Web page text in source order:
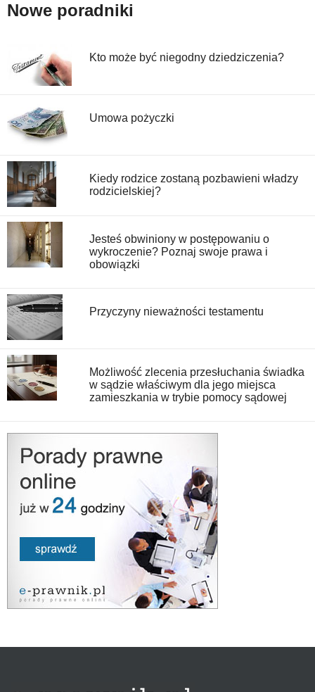
Nowe poradniki
Kto może być niegodny dziedziczenia?
Umowa pożyczki
Kiedy rodzice zostaną pozbawieni władzy
rodzicielskiej?
Jesteś obwiniony w postępowaniu o
wykroczenie? Poznaj swoje prawa i
obowiązki
Przyczyny nieważności testamentu
Możliwość zlecenia przesłuchania świadka
w sądzie właściwym dla jego miejsca
zamieszkania w trybie pomocy sądowej